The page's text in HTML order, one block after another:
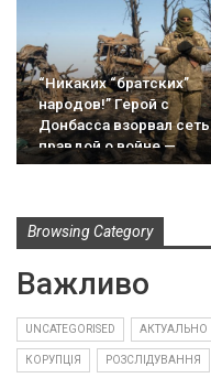
“Никаких “братских”
народов!” Герой с
Донбасса взорвал сеть
правдой о войне —
sxemy.com
Browsing Category
Важливо
UNCATEGORISED АКТУАЛЬНО
КОРУПЦІЯ РОЗСЛІДУВАННЯ